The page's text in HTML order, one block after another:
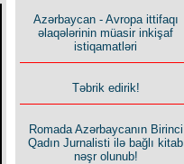
Azərbaycan - Avropa ittifaqı
əlaqələrinin müasir inkişaf
istiqamatləri
Təbrik edirik!
Romada Azərbaycanın Birinci
Qadın Jurnalisti ilə bağlı kitab
nəşr olunub!